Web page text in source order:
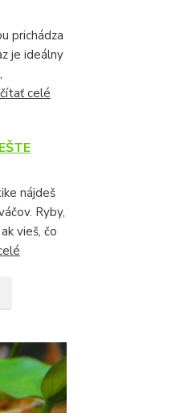
prichádza
je ideálny
čítať celé
nájdeš
Ryby,
vieš, čo